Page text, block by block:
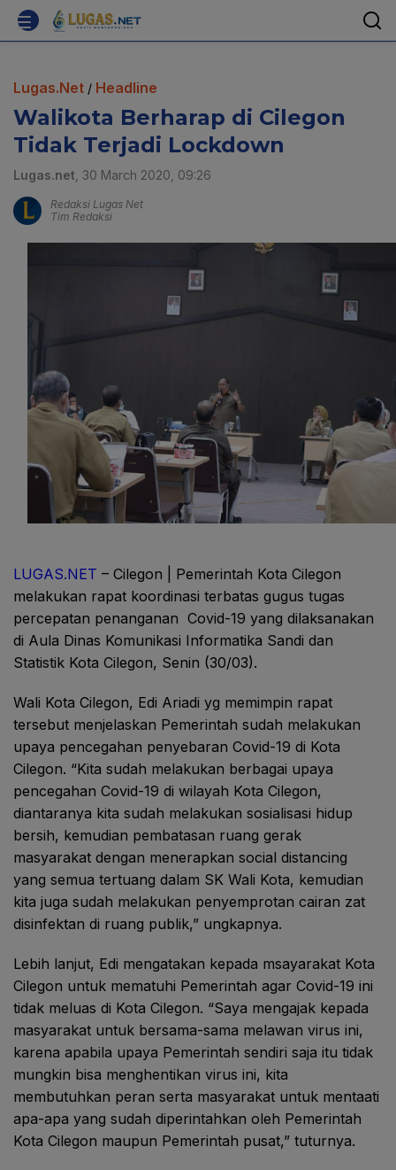
Lugas.Net / Headline
Walikota Berharap di Cilegon
Tidak Terjadi Lockdown
Lugas.net , 30 March 2020, 09:26
Redaksi Lugas Net
Tim Redaksi
LUGAS.NET – Cilegon | Pemerintah Kota Cilegon
melakukan rapat koordinasi terbatas gugus tugas
percepatan penanganan Covid-19 yang dilaksanakan
di Aula Dinas Komunikasi Informatika Sandi dan
Statistik Kota Cilegon, Senin (30/03).
Wali Kota Cilegon, Edi Ariadi yg memimpin rapat
tersebut menjelaskan Pemerintah sudah melakukan
upaya pencegahan penyebaran Covid-19 di Kota
Cilegon. “Kita sudah melakukan berbagai upaya
pencegahan Covid-19 di wilayah Kota Cilegon,
diantaranya kita sudah melakukan sosialisasi hidup
bersih, kemudian pembatasan ruang gerak
masyarakat dengan menerapkan social distancing
yang semua tertuang dalam SK Wali Kota, kemudian
kita juga sudah melakukan penyemprotan cairan zat
disinfektan di ruang publik,” ungkapnya.
Lebih lanjut, Edi mengatakan kepada msayarakat Kota
Cilegon untuk mematuhi Pemerintah agar Covid-19 ini
tidak meluas di Kota Cilegon. “Saya mengajak kepada
masyarakat untuk bersama-sama melawan virus ini,
karena apabila upaya Pemerintah sendiri saja itu tidak
mungkin bisa menghentikan virus ini, kita
membutuhkan peran serta masyarakat untuk mentaati
apa-apa yang sudah diperintahkan oleh Pemerintah
Kota Cilegon maupun Pemerintah pusat,” tuturnya.